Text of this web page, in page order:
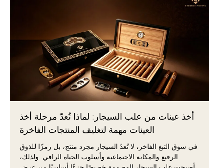
أخذ عينات من علب السيجار: لماذا تُعدّ مرحلة أخذ
العينات مهمة لتغليف المنتجات الفاخرة
في سوق التبغ الفاخر، لا تُعدّ السيجار مجرد منتج، بل رمزًا للذوق
الرفيع والمكانة الاجتماعية وأسلوب الحياة الراقي. ولذلك،